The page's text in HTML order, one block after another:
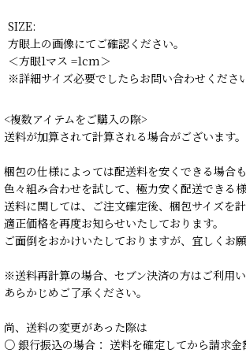
SIZE:
方眼上の画像にてご確認ください。
＜方眼1マス =1cm＞
※詳細サイズ必要でしたらお問い合わせください
<複数アイテムをご購入の際>
送料が加算されて計算される場合がございます。
梱包の仕様によっては配送料を安くできる場合も
色々組み合わせを試して、極力安く配送できる
送料に関しては、ご注文確定後、梱包サイズを
適正価格を再度お知らせいたしております。
ご面倒をおかけいたしておりますが、宜しくお願
※送料再計算の場合、セブン決済の方はご利用
あらかじめご了承ください。
尚、送料の変更があった際は
○ 銀行振込の場合： 送料を確定してから請求金